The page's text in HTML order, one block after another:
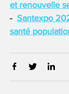
et renouvelle
Santexpo
santé